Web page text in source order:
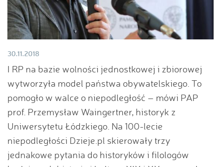
30.11.2018
I RP na bazie wolności jednostkowej i zbiorowej
wytworzyła model państwa obywatelskiego. To
pomogło w walce o niepodległość – mówi PAP
prof. Przemysław Waingertner, historyk z
Uniwersytetu Łódzkiego. Na 100-lecie
niepodległości Dzieje.pl skierowały trzy
jednakowe pytania do historyków i filologów